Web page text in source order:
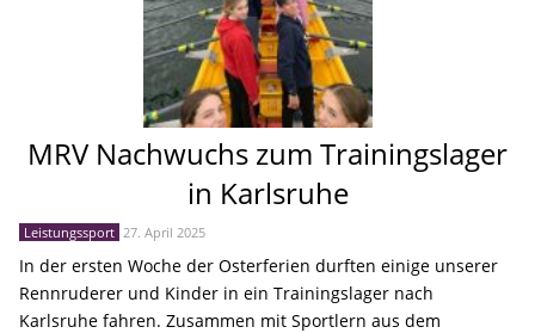
MRV Nachwuchs zum Trainingslager
in Karlsruhe
Leistungssport 27. April 2025
In der ersten Woche der Osterferien durften einige unserer
Rennruderer und Kinder in ein Trainingslager nach
Karlsruhe fahren. Zusammen mit Sportlern aus dem